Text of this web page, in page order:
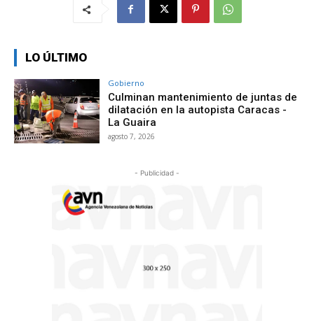
LO ÚLTIMO
Gobierno
Culminan mantenimiento de juntas de
dilatación en la autopista Caracas -
La Guaira
agosto 7, 2026
- Publicidad -